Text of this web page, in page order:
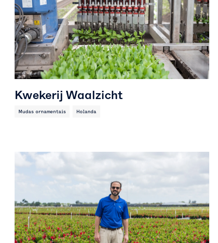
Kwekerij Waalzicht
Mudas ornamentais Holanda